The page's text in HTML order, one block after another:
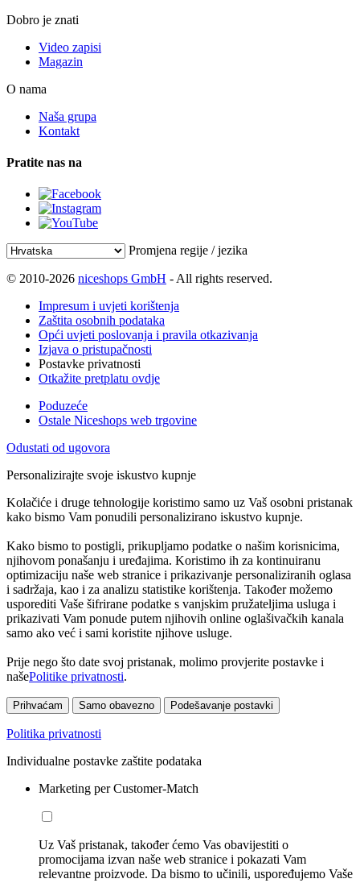
Dobro je znati
Video zapisi
Magazin
O nama
Naša grupa
Kontakt
Pratite nas na
Promjena regije / jezika
© 2010-2026 niceshops GmbH - All rights reserved.
Impresum i uvjeti korištenja
Zaštita osobnih podataka
Opći uvjeti poslovanja i pravila otkazivanja
Izjava o pristupačnosti
Postavke privatnosti
Otkažite pretplatu ovdje
Poduzeće
Ostale Niceshops web trgovine
Odustati od ugovora
Personalizirajte svoje iskustvo kupnje
Kolačiće i druge tehnologije koristimo samo uz Vaš osobni pristanak
kako bismo Vam ponudili personalizirano iskustvo kupnje.
Kako bismo to postigli, prikupljamo podatke o našim korisnicima,
njihovom ponašanju i uređajima. Koristimo ih za kontinuiranu
optimizaciju naše web stranice i prikazivanje personaliziranih oglasa
i sadržaja, kao i za analizu statistike korištenja. Također možemo
usporediti Vaše šifrirane podatke s vanjskim pružateljima usluga i
prikazivati Vam ponude putem njihovih online oglašivačkih kanala
samo ako već i sami koristite njihove usluge.
Prije nego što date svoj pristanak, molimo provjerite postavke i
našePolitike privatnosti.
Prihvaćam Samo obavezno Podešavanje postavki
Politika privatnosti
Individualne postavke zaštite podataka
Marketing per Customer-Match
Uz Vaš pristanak, također ćemo Vas obavijestiti o
promocijama izvan naše web stranice i pokazati Vam
relevantne proizvode. Da bismo to učinili, uspoređujemo Vaše